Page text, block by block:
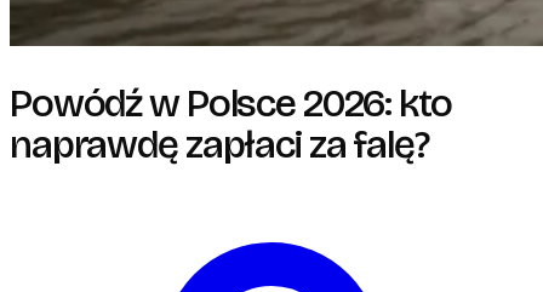
Powódź w Polsce 2026: kto
naprawdę zapłaci za falę?